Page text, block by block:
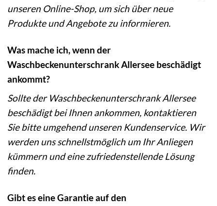
unseren Online-Shop, um sich über neue
Produkte und Angebote zu informieren.
Was mache ich, wenn der
Waschbeckenunterschrank Allersee beschädigt
ankommt?
Sollte der Waschbeckenunterschrank Allersee
beschädigt bei Ihnen ankommen, kontaktieren
Sie bitte umgehend unseren Kundenservice. Wir
werden uns schnellstmöglich um Ihr Anliegen
kümmern und eine zufriedenstellende Lösung
finden.
Gibt es eine Garantie auf den